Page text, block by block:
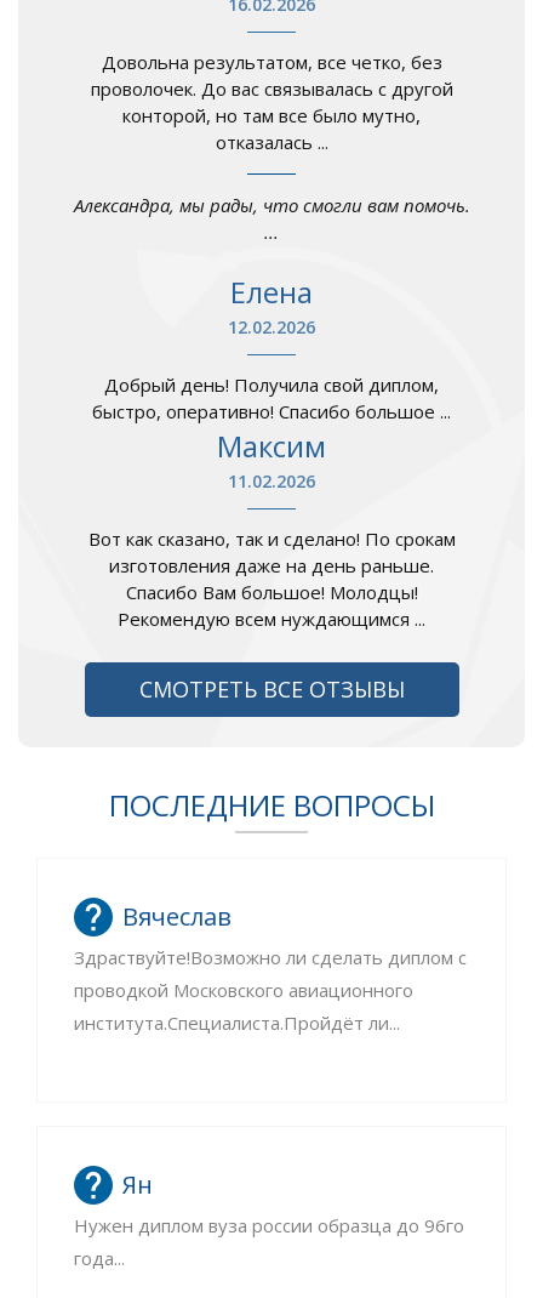
Довольна результатом, все четко, без
проволочек. До вас связывалась с другой
конторой, но там все было мутно,
отказалась ...
Александра, мы рады, что смогли вам помочь.
...
Елена
12.02.2026
Добрый день! Получила свой диплом,
быстро, оперативно! Спасибо большое ...
Максим
11.02.2026
Вот как сказано, так и сделано! По срокам
изготовления даже на день раньше.
Спасибо Вам большое! Молодцы!
Рекомендую всем нуждающимся ...
СМОТРЕТЬ ВСЕ ОТЗЫВЫ
ПОСЛЕДНИЕ ВОПРОСЫ
Вячеслав
Здраствуйте!Возможно ли сделать диплом с
проводкой Московского авиационного
института.Специалиста.Пройдёт ли...
Ян
Нужен диплом вуза россии образца до 96го
года...